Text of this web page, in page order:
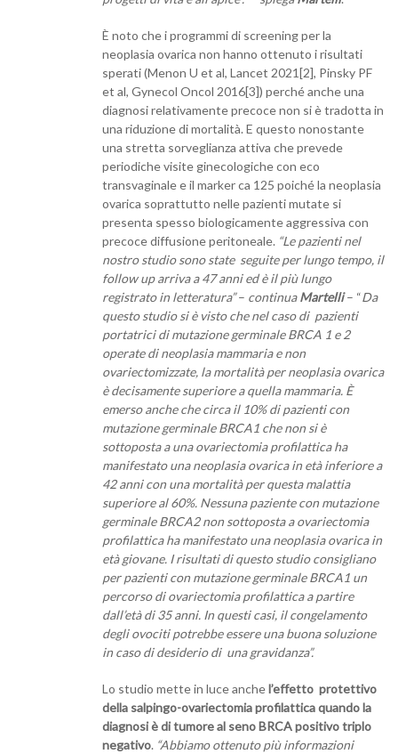
È noto che i programmi di screening per la
neoplasia ovarica non hanno ottenuto i risultati
sperati (Menon U et al, Lancet 2021[2], Pinsky PF
et al, Gynecol Oncol 2016[3]) perché anche una
diagnosi relativamente precoce non si è tradotta in
una riduzione di mortalità. E questo nonostante
una stretta sorveglianza attiva che prevede
periodiche visite ginecologiche con eco
transvaginale e il marker ca 125 poiché la neoplasia
ovarica soprattutto nelle pazienti mutate si
presenta spesso biologicamente aggressiva con
precoce diffusione peritoneale. “Le pazienti nel
nostro studio sono state seguite per lungo tempo, il
follow up arriva a 47 anni ed è il più lungo
registrato in letteratura”– continuaMartelli– “Da
questo studio si è visto che nel caso di pazienti
portatrici di mutazione germinale BRCA 1 e 2
operate di neoplasia mammaria e non
ovariectomizzate, la mortalità per neoplasia ovarica
è decisamente superiore a quella mammaria. È
emerso anche che circa il 10% di pazienti con
mutazione germinale BRCA1 che non si è
sottoposta a una ovariectomia profilattica ha
manifestato una neoplasia ovarica in età inferiore a
42 anni con una mortalità per questa malattia
superiore al 60%. Nessuna paziente con mutazione
germinale BRCA2 non sottoposta a ovariectomia
profilattica ha manifestato una neoplasia ovarica in
età giovane. I risultati di questo studio consigliano
per pazienti con mutazione germinale BRCA1 un
percorso di ovariectomia profilattica a partire
dall’età di 35 anni. In questi casi, il congelamento
degli ovociti potrebbe essere una buona soluzione
in caso di desiderio di una gravidanza”.
Lo studio mette in luce anchel’effetto protettivo
della salpingo-ovariectomia profilattica quando la
diagnosi è di tumore al seno BRCA positivo triplo
negativo. “Abbiamo ottenuto più informazioni